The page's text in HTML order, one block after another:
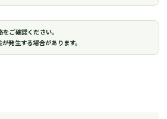
ご確認ください。
発生する場合があります。